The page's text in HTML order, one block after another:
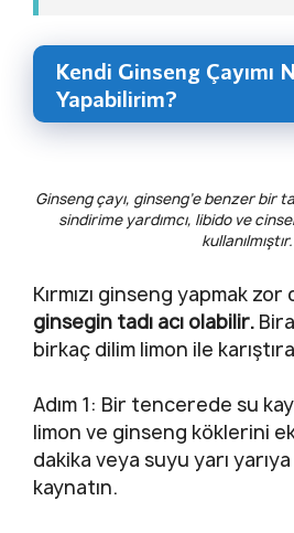
Kendi Ginseng Çayımı
Yapabilirim?
Ginseng çayı, ginseng’e benzer bir
sindirime yardımcı, libido ve
kullanılmıştır.
Kırmızı ginseng yapmak
ginsegin tadı acı olabilir.
birkaç dilim limon ile
Adım 1: Bir tencerede su
limon ve ginseng köklerini
dakika veya suyu yarı
kaynatın.